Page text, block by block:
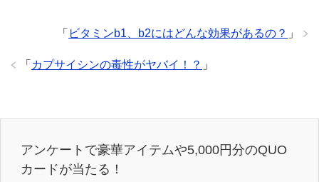
「 ビタミンb1、b2にはどんな効果があるの？ 」
「 カプサイシンの毒性がヤバイ！？ 」
アンケートで豪華アイテムや5,000円分のQUO
カードが当たる！